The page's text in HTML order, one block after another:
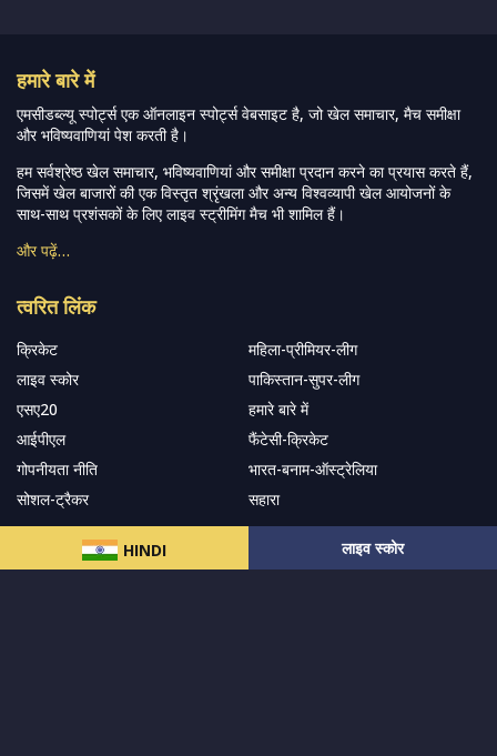
HINDI लाइव स्कोर
हमारे बारे में
एमसीडब्ल्यू स्पोर्ट्स एक ऑनलाइन स्पोर्ट्स वेबसाइट है, जो खेल समाचार, मैच समीक्षा
और भविष्यवाणियां पेश करती है।
हम सर्वश्रेष्ठ खेल समाचार, भविष्यवाणियां और समीक्षा प्रदान करने का प्रयास करते हैं,
जिसमें खेल बाजारों की एक विस्तृत श्रृंखला और अन्य विश्वव्यापी खेल आयोजनों के
साथ-साथ प्रशंसकों के लिए लाइव स्ट्रीमिंग मैच भी शामिल हैं।
और पढ़ें…
त्वरित लिंक
क्रिकेट
महिला-प्रीमियर-लीग
लाइव स्कोर
पाकिस्तान-सुपर-लीग
एसए20
हमारे बारे में
आईपीएल
फैंटेसी-क्रिकेट
गोपनीयता नीति
भारत-बनाम-ऑस्ट्रेलिया
सोशल-ट्रैकर
सहारा
हमारे समाचार पत्र के सदस्य बनें